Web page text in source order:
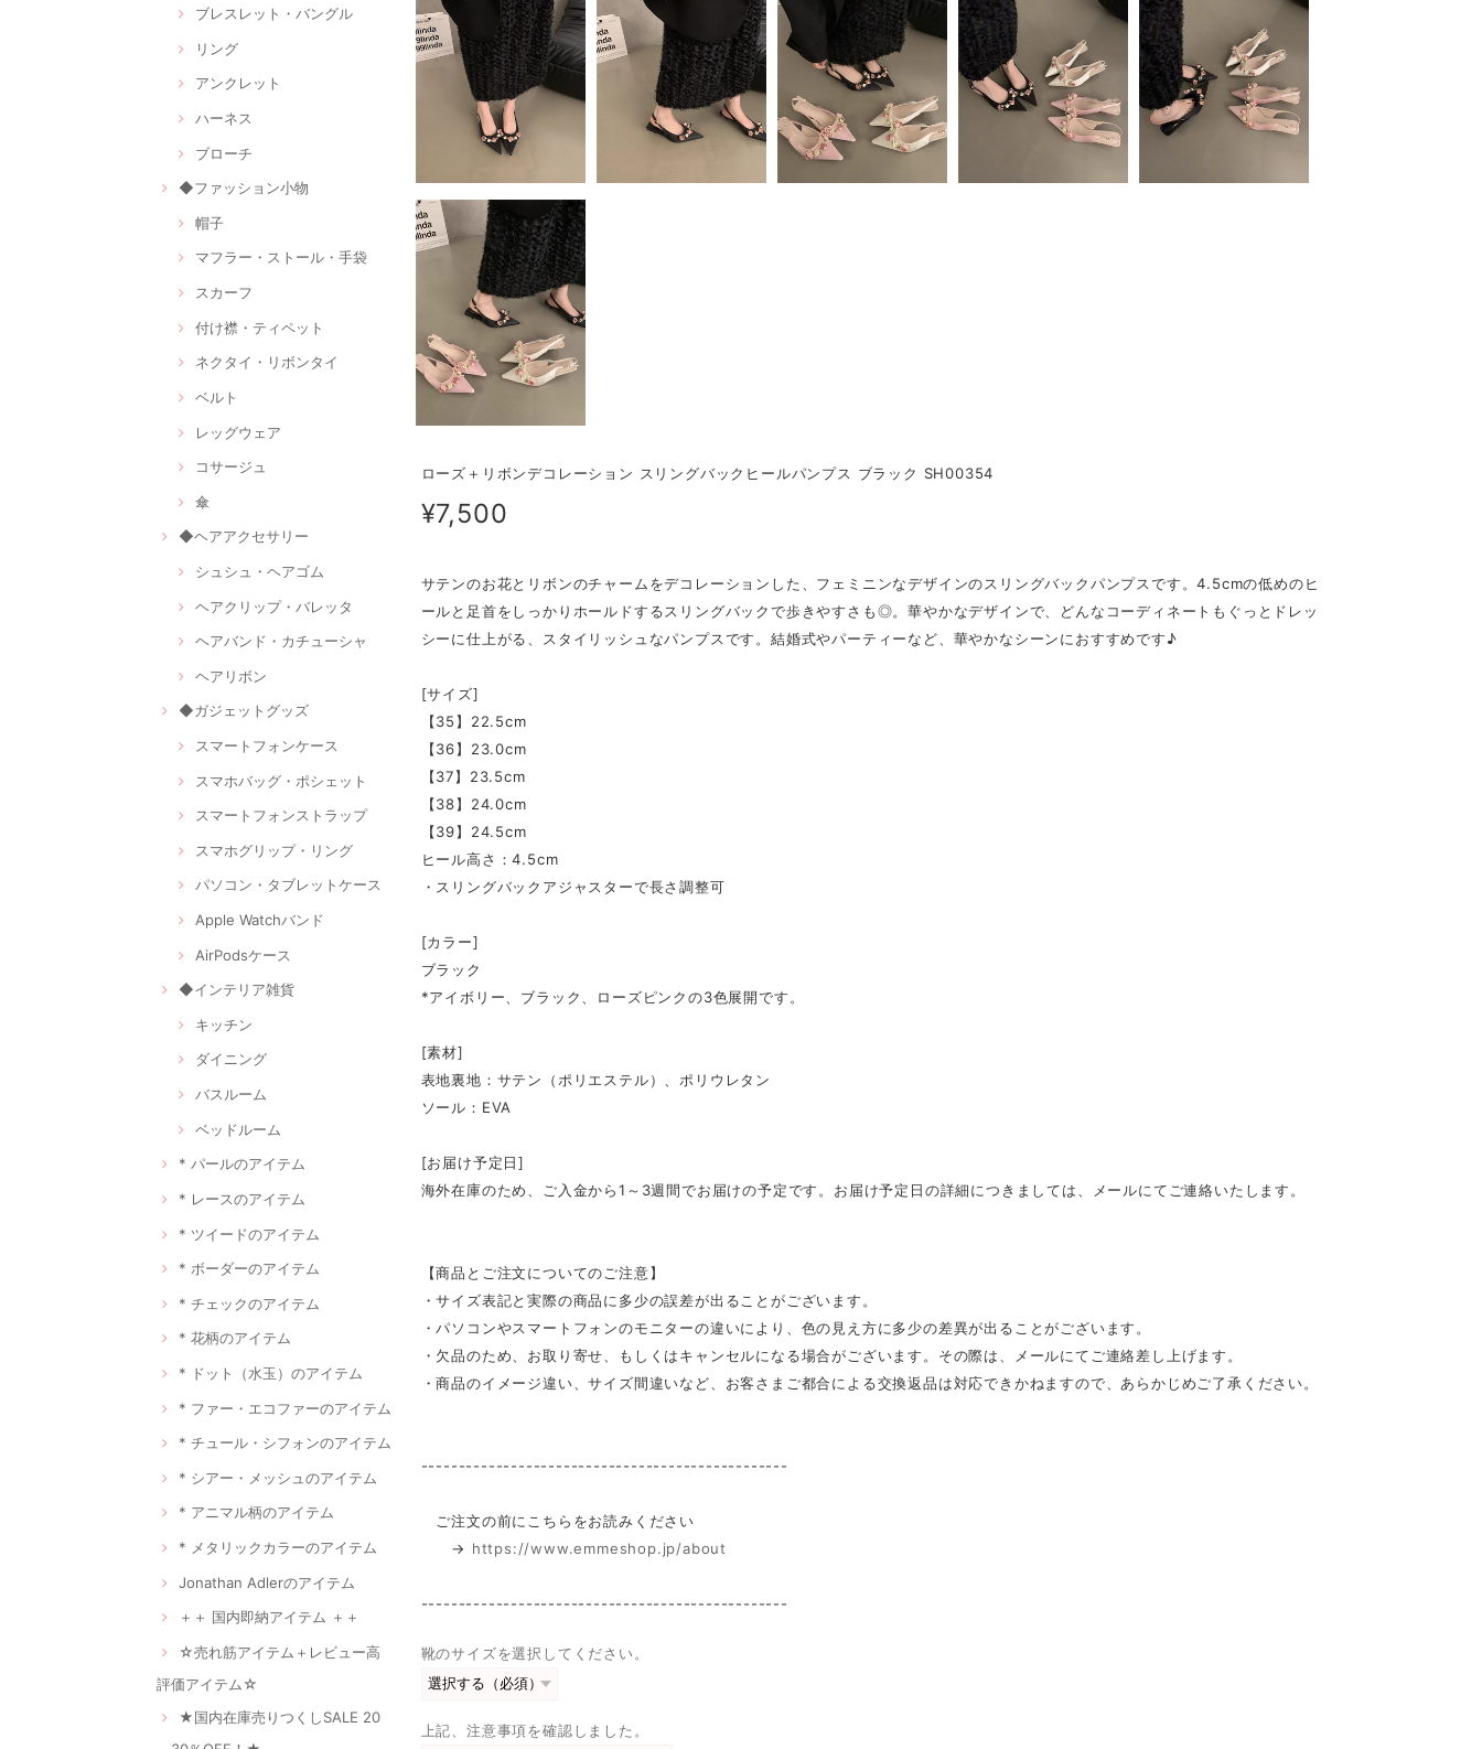
ブレスレット・バングル
リング
アンクレット
ハーネス
ブローチ
◆ファッション小物
帽子
マフラー・ストール・手袋
スカーフ
付け襟・ティペット
ネクタイ・リボンタイ
ベルト
レッグウェア
コサージュ
傘
◆ヘアアクセサリー
シュシュ・ヘアゴム
ヘアクリップ・バレッタ
ヘアバンド・カチューシャ
ヘアリボン
◆ガジェットグッズ
スマートフォンケース
スマホバッグ・ポシェット
スマートフォンストラップ
スマホグリップ・リング
パソコン・タブレットケース
Apple Watchバンド
AirPodsケース
◆インテリア雑貨
キッチン
ダイニング
バスルーム
ベッドルーム
* パールのアイテム
* レースのアイテム
* ツイードのアイテム
* ボーダーのアイテム
* チェックのアイテム
* 花柄のアイテム
* ドット（水玉）のアイテム
* ファー・エコファーのアイテム
* チュール・シフォンのアイテム
* シアー・メッシュのアイテム
* アニマル柄のアイテム
* メタリックカラーのアイテム
Jonathan Adlerのアイテム
＋＋ 国内即納アイテム ＋＋
☆売れ筋アイテム＋レビュー高
評価アイテム☆
★国内在庫売りつくしSALE 20
ローズ＋リボンデコレーション スリングバックヒールパンプス ブラック SH00354
¥7,500
サテンのお花とリボンのチャームをデコレーションした、フェミニンなデザインのスリングバックパンプスです。4.5cmの低めのヒ
ールと足首をしっかりホールドするスリングバックで歩きやすさも◎。華やかなデザインで、どんなコーディネートもぐっとドレッ
シーに仕上がる、スタイリッシュなパンプスです。結婚式やパーティーなど、華やかなシーンにおすすめです♪
[サイズ]
【35】22.5cm
【36】23.0cm
【37】23.5cm
【38】24.0cm
【39】24.5cm
ヒール高さ：4.5cm
・スリングバックアジャスターで長さ調整可
[カラー]
ブラック
*アイボリー、ブラック、ローズピンクの3色展開です。
[素材]
表地裏地：サテン（ポリエステル）、ポリウレタン
ソール：EVA
[お届け予定日]
海外在庫のため、ご入金から1～3週間でお届けの予定です。お届け予定日の詳細につきましては、メールにてご連絡いたします。
【商品とご注文についてのご注意】
・サイズ表記と実際の商品に多少の誤差が出ることがございます。
・パソコンやスマートフォンのモニターの違いにより、色の見え方に多少の差異が出ることがございます。
・欠品のため、お取り寄せ、もしくはキャンセルになる場合がございます。その際は、メールにてご連絡差し上げます。
・商品のイメージ違い、サイズ間違いなど、お客さまご都合による交換返品は対応できかねますので、あらかじめご了承ください。
-------------------------------------------------
ご注文の前にこちらをお読みください
→ https://www.emmeshop.jp/about
-------------------------------------------------
靴のサイズを選択してください。
上記、注意事項を確認しました。